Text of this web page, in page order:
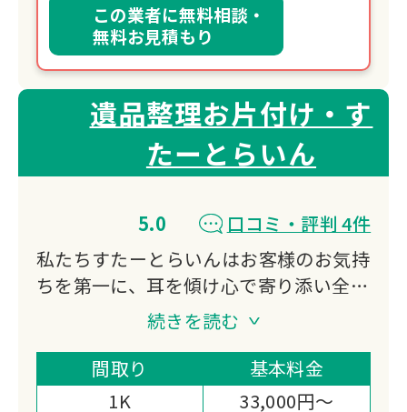
この業者に無料相談・
無料お見積もり
遺品整理お片付け・す
たーとらいん
5.0
口コミ・評判 4件
私たちすたーとらいんはお客様のお気持
ちを第一に、耳を傾け心で寄り添い全力
でお手伝いいたします。
それと同時に環境問題へも取り組んでお
ります、生前故人様が大切に使っていた
衣類や生活雑貨を破棄せずリサイクル・
続きを読む
間取り
基本料金
1K
33,000円～